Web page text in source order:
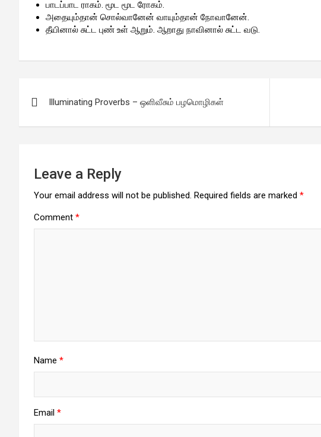
பாடப்பாட ராகம். மூட மூட ரோகம்.
அதையும்தான் சொல்வானேன் வாயும்தான் நோவானேன்.
தீயினால் சுட்ட புண் உள் ஆறும். ஆறாது நாவினால் சுட்ட வடு.
navigation
Illuminating Proverbs – ஒளிவீசும் பழமொழிகள்
Leave a Reply
Your email address will not be published. Required fields are marked *
Comment *
Name *
Email *